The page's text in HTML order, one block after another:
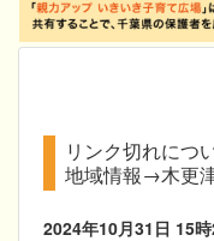
リンク切れにつ
地域情報→木更津
2024年10月31日 15